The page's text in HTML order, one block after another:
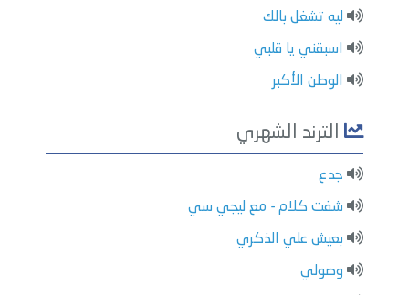
ليه تشغل بالك
اسبقني يا قلبي
الوطن الأكبر
الترند الشهري
جدع
شفت كلام - مع ليجي سي
بعيش علي الذكري
وصولي